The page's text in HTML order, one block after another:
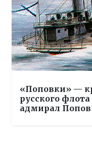
«Поповки» —
русского
адмирал